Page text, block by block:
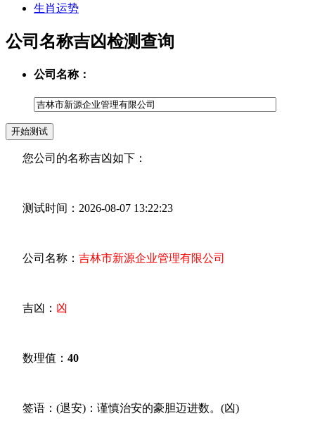
生肖运势
公司名称吉凶检测查询
公司名称：
您公司的名称吉凶如下：
测试时间：2026-08-07 13:22:23
公司名称： 吉林市新源企业管理有限公司
吉凶： 凶
数理值： 40
签语：(退安)：谨慎治安的豪胆迈进数。(凶)